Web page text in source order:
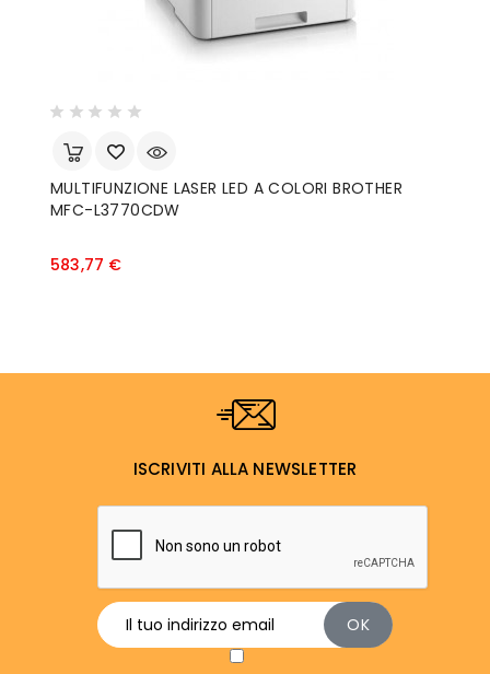
MULTIFUNZIONE LASER LED A COLORI BROTHER
MFC-L3770CDW
583,77 €Prezzo
ISCRIVITI ALLA NEWSLETTER